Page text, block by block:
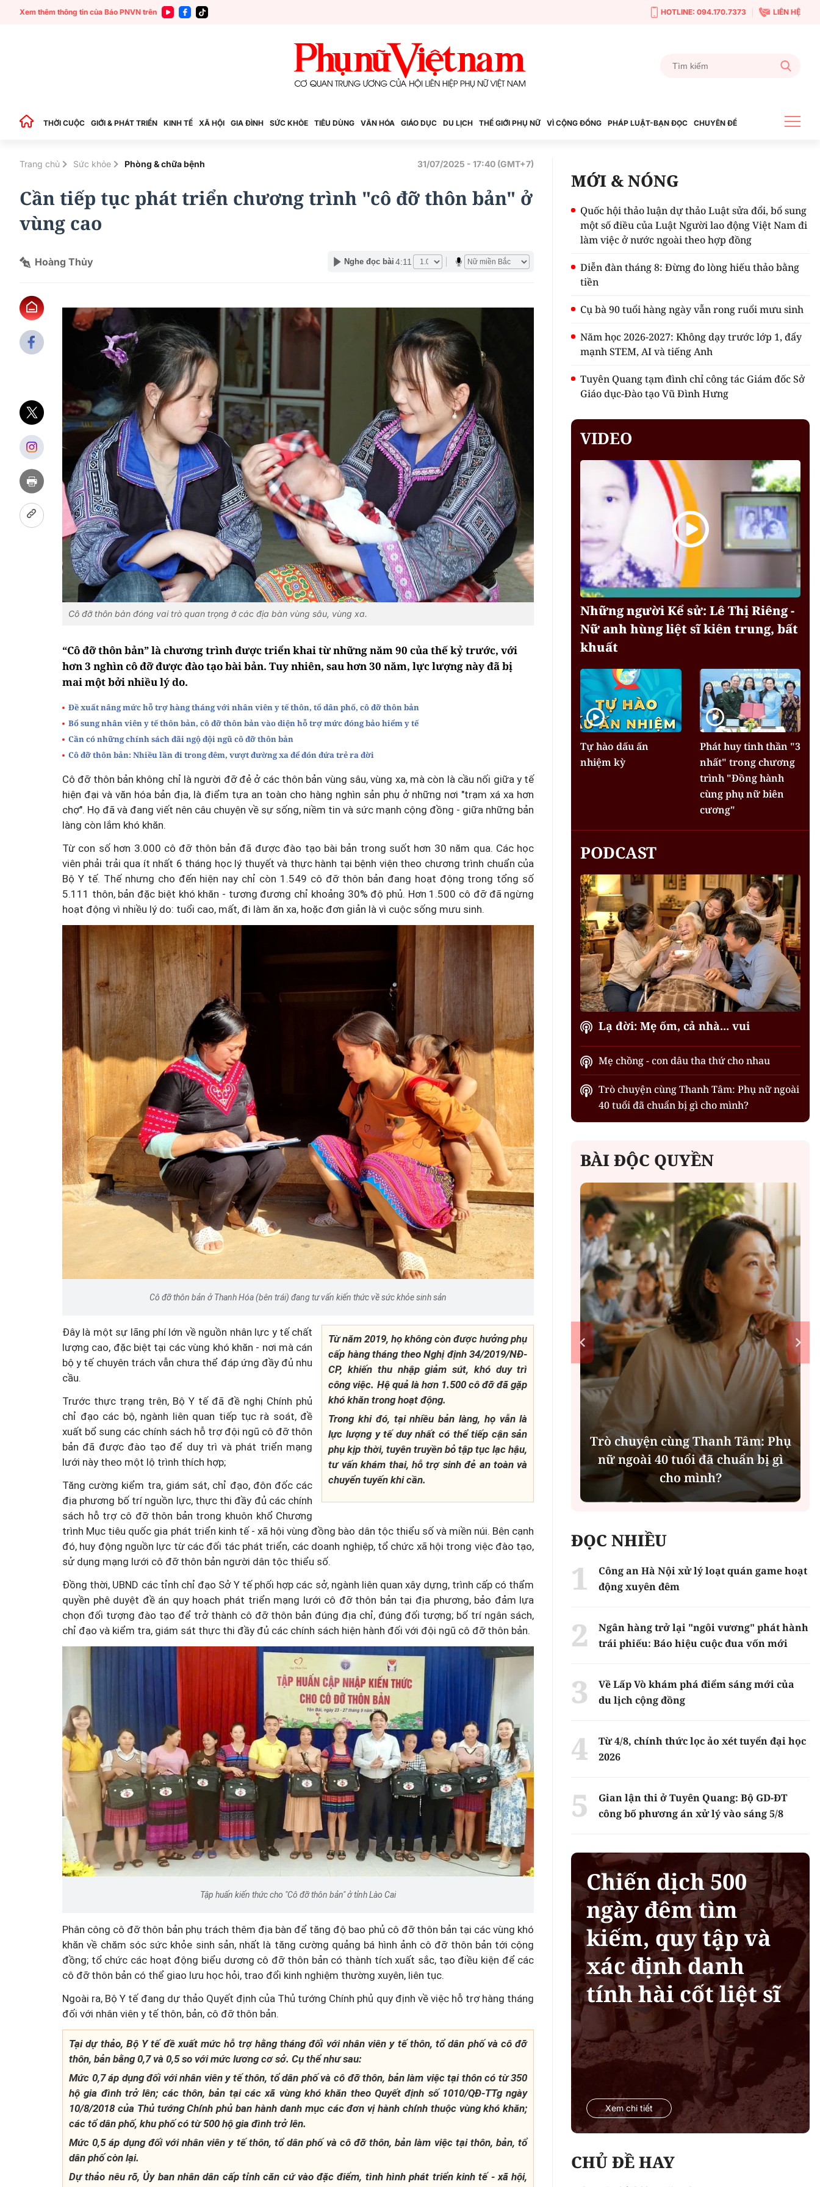
Xem thêm thông tin của Báo PNVN trên HOTLINE: 094.170.7373 LIÊN HỆ
THỜI CUỘC GIỚI & PHÁT TRIỂN KINH TẾ XÃ HỘI GIA ĐÌNH SỨC KHỎE TIÊU DÙNG VĂN HÓA GIÁO DỤC DU LỊCH THẾ GIỚI PHỤ NỮ VÌ CỘNG ĐỒNG PHÁP LUẬT-BẠN ĐỌC CHUYÊN ĐỀ
Trang chủ Sức khỏe Phòng & chữa bệnh 31/07/2025 - 17:40 (GMT+7)
Cần tiếp tục phát triển chương trình "cô đỡ thôn bản" ở
vùng cao
Hoàng Thủy Nghe đọc bài 4:11
Cô đỡ thôn bản đóng vai trò quan trọng ở các địa bàn vùng sâu, vùng xa.
“Cô đỡ thôn bản” là chương trình được triển khai từ những năm 90 của thế kỷ trước, với
hơn 3 nghìn cô đỡ được đào tạo bài bản. Tuy nhiên, sau hơn 30 năm, lực lượng này đã bị
mai một bởi nhiều lý do.
Đề xuất nâng mức hỗ trợ hàng tháng với nhân viên y tế thôn, tổ dân phố, cô đỡ thôn bản
Bổ sung nhân viên y tế thôn bản, cô đỡ thôn bản vào diện hỗ trợ mức đóng bảo hiểm y tế
Cần có những chính sách đãi ngộ đội ngũ cô đỡ thôn bản
Cô đỡ thôn bản: Nhiều lần đi trong đêm, vượt đường xa để đón đứa trẻ ra đời
Cô đỡ thôn bản không chỉ là người đỡ đẻ ở các thôn bản vùng sâu, vùng xa, mà còn là cầu nối giữa y tế
hiện đại và văn hóa bản địa, là điểm tựa an toàn cho hàng nghìn sản phụ ở những nơi "trạm xá xa hơn
chợ". Họ đã và đang viết nên câu chuyện về sự sống, niềm tin và sức mạnh cộng đồng - giữa những bản
làng còn lắm khó khăn.
Từ con số hơn 3.000 cô đỡ thôn bản đã được đào tạo bài bản trong suốt hơn 30 năm qua. Các học
viên phải trải qua ít nhất 6 tháng học lý thuyết và thực hành tại bệnh viện theo chương trình chuẩn của
Bộ Y tế. Thế nhưng cho đến hiện nay chỉ còn 1.549 cô đỡ thôn bản đang hoạt động trong tổng số
5.111 thôn, bản đặc biệt khó khăn - tương đương chỉ khoảng 30% độ phủ. Hơn 1.500 cô đỡ đã ngừng
hoạt động vì nhiều lý do: tuổi cao, mất, đi làm ăn xa, hoặc đơn giản là vì cuộc sống mưu sinh.
Cô đỡ thôn bản ở Thanh Hóa (bên trái) đang tư vấn kiến thức về sức khỏe sinh sản
Từ năm 2019, họ không còn được hưởng phụ
cấp hàng tháng theo Nghị định 34/2019/NĐ-
CP, khiến thu nhập giảm sút, khó duy trì
công việc. Hệ quả là hơn 1.500 cô đỡ đã gặp
khó khăn trong hoạt động.
Trong khi đó, tại nhiều bản làng, họ vẫn là
lực lượng y tế duy nhất có thể tiếp cận sản
phụ kịp thời, tuyên truyền bỏ tập tục lạc hậu,
tư vấn khám thai, hỗ trợ sinh đẻ an toàn và
chuyển tuyến khi cần.
Đây là một sự lãng phí lớn về nguồn nhân lực y tế chất
lượng cao, đặc biệt tại các vùng khó khăn - nơi mà cán
bộ y tế chuyên trách vẫn chưa thể đáp ứng đầy đủ nhu
cầu.
Trước thực trạng trên, Bộ Y tế đã đề nghị Chính phủ
chỉ đạo các bộ, ngành liên quan tiếp tục rà soát, đề
xuất bổ sung các chính sách hỗ trợ đội ngũ cô đỡ thôn
bản đã được đào tạo để duy trì và phát triển mạng
lưới này theo một lộ trình thích hợp;
Tăng cường kiểm tra, giám sát, chỉ đạo, đôn đốc các
địa phương bố trí nguồn lực, thực thi đầy đủ các chính
sách hỗ trợ cô đỡ thôn bản trong khuôn khổ Chương
trình Mục tiêu quốc gia phát triển kinh tế - xã hội vùng đồng bào dân tộc thiểu số và miền núi. Bên cạnh
đó, huy động nguồn lực từ các đối tác phát triển, các doanh nghiệp, tổ chức xã hội trong việc đào tạo,
sử dụng mạng lưới cô đỡ thôn bản người dân tộc thiểu số.
Đồng thời, UBND các tỉnh chỉ đạo Sở Y tế phối hợp các sở, ngành liên quan xây dựng, trình cấp có thẩm
quyền phê duyệt đề án quy hoạch phát triển mạng lưới cô đỡ thôn bản tại địa phương, bảo đảm lựa
chọn đối tượng đào tạo để trở thành cô đỡ thôn bản đúng địa chỉ, đúng đối tượng; bố trí ngân sách,
chỉ đạo và kiểm tra, giám sát thực thi đầy đủ các chính sách hiện hành đối với đội ngũ cô đỡ thôn bản.
Tập huấn kiến thức cho "Cô đỡ thôn bản" ở tỉnh Lào Cai
Phân công cô đỡ thôn bản phụ trách thêm địa bàn để tăng độ bao phủ cô đỡ thôn bản tại các vùng khó
khăn về chăm sóc sức khỏe sinh sản, nhất là tăng cường quảng bá hình ảnh cô đỡ thôn bản tới cộng
đồng; tổ chức các hoạt động biểu dương cô đỡ thôn bản có thành tích xuất sắc, tạo điều kiện để các
cô đỡ thôn bản có thể giao lưu học hỏi, trao đổi kinh nghiệm thường xuyên, liên tục.
Ngoài ra, Bộ Y tế đang dự thảo Quyết định của Thủ tướng Chính phủ quy định về việc hỗ trợ hàng tháng
đối với nhân viên y tế thôn, bản, cô đỡ thôn bản.
Tại dự thảo, Bộ Y tế đề xuất mức hỗ trợ hằng tháng đối với nhân viên y tế thôn, tổ dân phố và cô đỡ
thôn, bản bằng 0,7 và 0,5 so với mức lương cơ sở. Cụ thể như sau:
Mức 0,7 áp dụng đối với nhân viên y tế thôn, tổ dân phố và cô đỡ thôn, bản làm việc tại thôn có từ 350
hộ gia đình trở lên; các thôn, bản tại các xã vùng khó khăn theo Quyết định số 1010/QĐ-TTg ngày
10/8/2018 của Thủ tướng Chính phủ ban hành danh mục các đơn vị hành chính thuộc vùng khó khăn;
các tổ dân phố, khu phố có từ 500 hộ gia đình trở lên.
Mức 0,5 áp dụng đối với nhân viên y tế thôn, tổ dân phố và cô đỡ thôn, bản làm việc tại thôn, bản, tổ
dân phố còn lại.
Dự thảo nêu rõ, Ủy ban nhân dân cấp tỉnh căn cứ vào đặc điểm, tình hình phát triển kinh tế - xã hội,
MỚI & NÓNG
Quốc hội thảo luận dự thảo Luật sửa đổi, bổ sung
một số điều của Luật Người lao động Việt Nam đi
làm việc ở nước ngoài theo hợp đồng
Diễn đàn tháng 8: Đừng đo lòng hiếu thảo bằng
tiền
Cụ bà 90 tuổi hàng ngày vẫn rong ruổi mưu sinh
Năm học 2026-2027: Không dạy trước lớp 1, đẩy
mạnh STEM, AI và tiếng Anh
Tuyên Quang tạm đình chỉ công tác Giám đốc Sở
Giáo dục-Đào tạo Vũ Đình Hưng
VIDEO
Những người Kể sử: Lê Thị Riêng -
Nữ anh hùng liệt sĩ kiên trung, bất
khuất
Tự hào dấu ấn
nhiệm kỳ
Phát huy tinh thần "3
nhất" trong chương
trình "Đồng hành
cùng phụ nữ biên
cương"
PODCAST
Lạ đời: Mẹ ốm, cả nhà... vui
Mẹ chồng - con dâu tha thứ cho nhau
Trò chuyện cùng Thanh Tâm: Phụ nữ ngoài
40 tuổi đã chuẩn bị gì cho mình?
BÀI ĐỘC QUYỀN
Tiếng khóc đầu đời và cuộc chạy
đua ngăn virus viêm gan B
Loại bỏ "giấy phép con" ẩn danh:
Giảm gánh nặng cho doanh
nghiệp nhỏ do phụ nữ làm chủ
Trò chuyện cùng Thanh Tâm: Phụ
nữ ngoài 40 tuổi đã chuẩn bị gì
cho mình?
ĐỌC NHIỀU
Công an Hà Nội xử lý loạt quán game hoạt
động xuyên đêm
Ngân hàng trở lại "ngôi vương" phát hành
trái phiếu: Báo hiệu cuộc đua vốn mới
Về Lấp Vò khám phá điểm sáng mới của
du lịch cộng đồng
Từ 4/8, chính thức lọc ảo xét tuyển đại học
2026
Gian lận thi ở Tuyên Quang: Bộ GD-ĐT
công bố phương án xử lý vào sáng 5/8
Chiến dịch 500
ngày đêm tìm
kiếm, quy tập và
xác định danh
tính hài cốt liệt sĩ
Xem chi tiết
CHỦ ĐỀ HAY